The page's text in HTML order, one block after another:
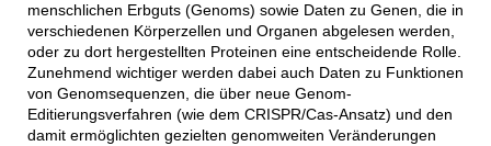
menschlichen Erbguts (Genoms) sowie Daten zu Genen, die in
verschiedenen Körperzellen und Organen abgelesen werden,
oder zu dort hergestellten Proteinen eine entscheidende Rolle.
Zunehmend wichtiger werden dabei auch Daten zu Funktionen
von Genomsequenzen, die über neue Genom-
Editierungsverfahren (wie dem CRISPR/Cas-Ansatz) und den
damit ermöglichten gezielten genomweiten Veränderungen